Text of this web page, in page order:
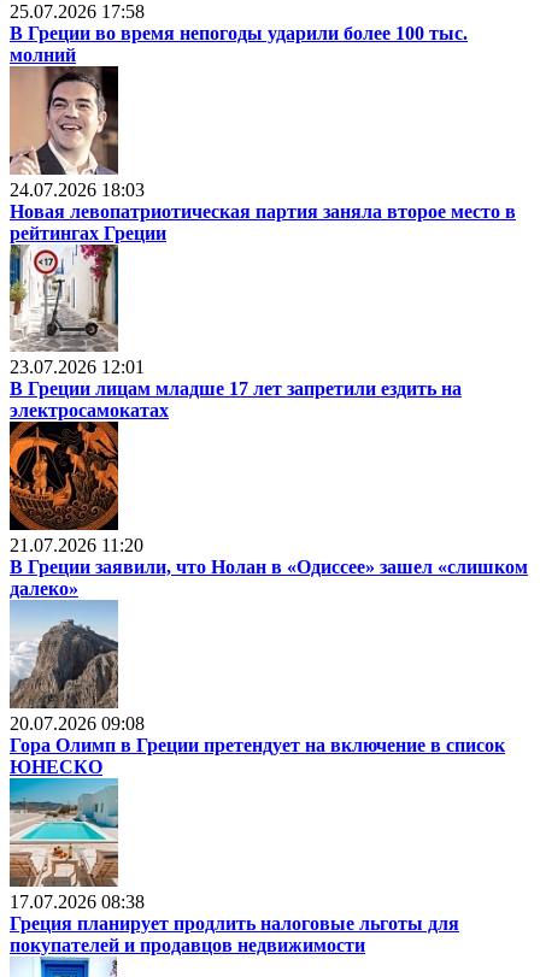
25.07.2026 17:58
В Греции во время непогоды ударили более 100 тыс.
молний
24.07.2026 18:03
Новая левопатриотическая партия заняла второе место в
рейтингах Греции
23.07.2026 12:01
В Греции лицам младше 17 лет запретили ездить на
электросамокатах
21.07.2026 11:20
В Греции заявили, что Нолан в «Одиссее» зашел «слишком
далеко»
20.07.2026 09:08
Гора Олимп в Греции претендует на включение в список
ЮНЕСКО
17.07.2026 08:38
Греция планирует продлить налоговые льготы для
покупателей и продавцов недвижимости